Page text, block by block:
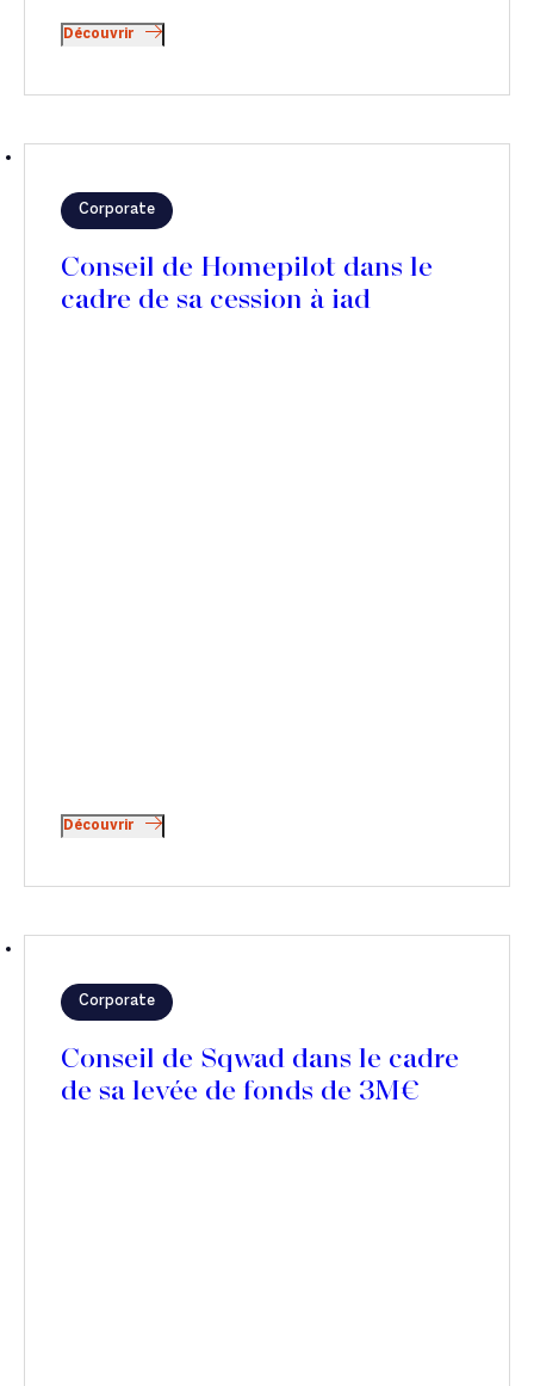
Découvrir
Corporate
Conseil de Homepilot dans le
cadre de sa cession à iad
Découvrir
Corporate
Conseil de Sqwad dans le cadre
de sa levée de fonds de 3M€